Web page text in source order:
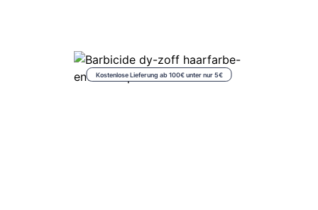
Kostenlose Lieferung ab 100€ unter nur 5€